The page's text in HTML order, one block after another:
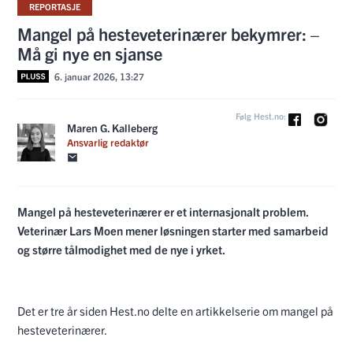
REPORTASJE
Mangel på hesteveterinærer bekymrer: –
Må gi nye en sjanse
6. januar 2026, 13:27
Maren G. Kalleberg
Ansvarlig redaktør
Følg Hest.no:
Mangel på hesteveterinærer er et internasjonalt problem.
Veterinær Lars Moen mener løsningen starter med samarbeid
og større tålmodighet med de nye i yrket.
Det er tre år siden Hest.no delte en artikkelserie om mangel på
hesteveterinærer.